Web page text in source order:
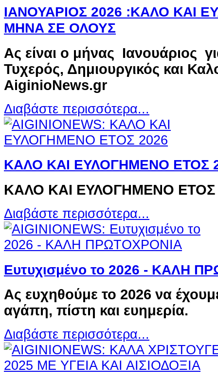
ΙΑΝΟΥΑΡΙΟΣ 2026 :ΚΑΛΟ ΚΑΙ
MHNA ΣΕ ΟΛΟΥΣ
Ας είναι ο μήνας Ιανουάριος
Τυχερός, Δημιουργικός και
AiginioΝews.gr
Διαβάστε περισσότερα...
ΚΑΛΟ ΚΑΙ ΕΥΛΟΓΗΜΕΝΟ ΕΤΟΣ
ΚΑΛΟ ΚΑΙ ΕΥΛΟΓΗΜΕΝΟ ΕΤΟΣ
Διαβάστε περισσότερα...
Ευτυχισμένο το 2026 - ΚΑΛΗ
Ας ευχηθούμε το 2026 να
αγάπη, πίστη και ευημερία.
Διαβάστε περισσότερα...